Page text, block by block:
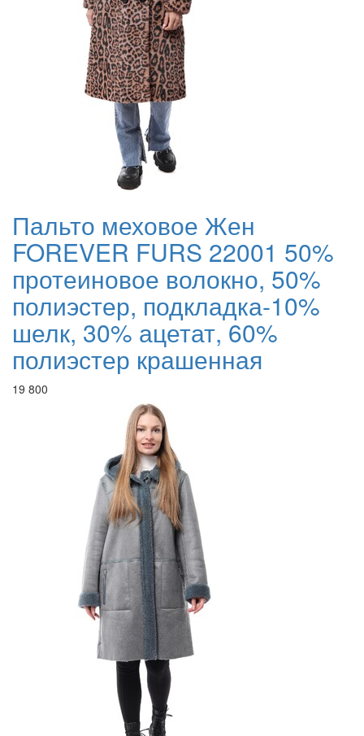
Пальто меховое Жен
FOREVER FURS 22001 50%
протеиновое волокно, 50%
полиэстер, подкладка-10%
шелк, 30% ацетат, 60%
полиэстер крашенная
19 800